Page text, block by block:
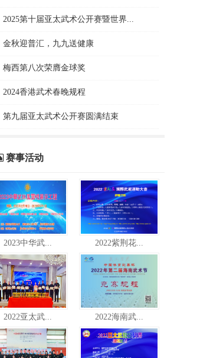
2025第十届亚太武术公开赛暨世界...
金秋迎普汇，九九送健康
梅西第八次荣膺金球奖
2024香港武术春晚规程
第九届亚太武术公开赛圆满结束
赛事活动
2023中华武... 2022紫荆花...
2022亚太武... 2022海南武...